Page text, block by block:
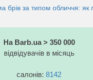
за типом обличчя: як
На Barb.ua > 350 000
відвідувачів в місяць
салонів: 8142